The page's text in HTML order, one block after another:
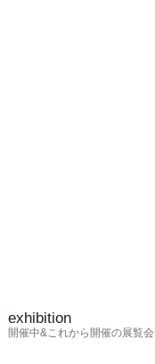
exhibition
開催中&これから開催の展覧会